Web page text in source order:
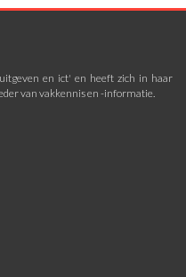
en ict' en heeft zich in haar
van vakkennis en -informatie.